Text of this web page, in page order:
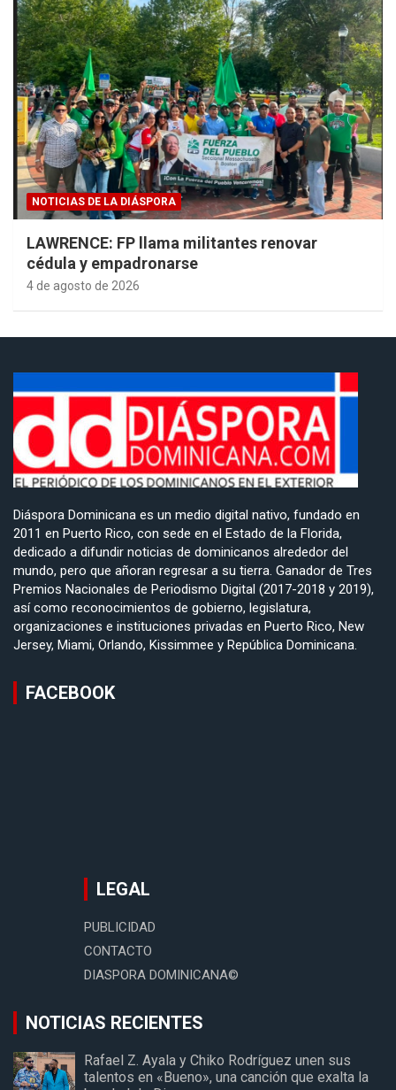
NOTICIAS DE LA DIÁSPORA
LAWRENCE: FP llama militantes renovar
cédula y empadronarse
4 de agosto de 2026
Diáspora Dominicana es un medio digital nativo, fundado en
2011 en Puerto Rico, con sede en el Estado de la Florida,
dedicado a difundir noticias de dominicanos alrededor del
mundo, pero que añoran regresar a su tierra. Ganador de Tres
Premios Nacionales de Periodismo Digital (2017-2018 y 2019),
así como reconocimientos de gobierno, legislatura,
organizaciones e instituciones privadas en Puerto Rico, New
Jersey, Miami, Orlando, Kissimmee y República Dominicana.
FACEBOOK
LEGAL
PUBLICIDAD
CONTACTO
DIASPORA DOMINICANA©
NOTICIAS RECIENTES
Rafael Z. Ayala y Chiko Rodríguez unen sus
talentos en «Bueno», una canción que exalta la